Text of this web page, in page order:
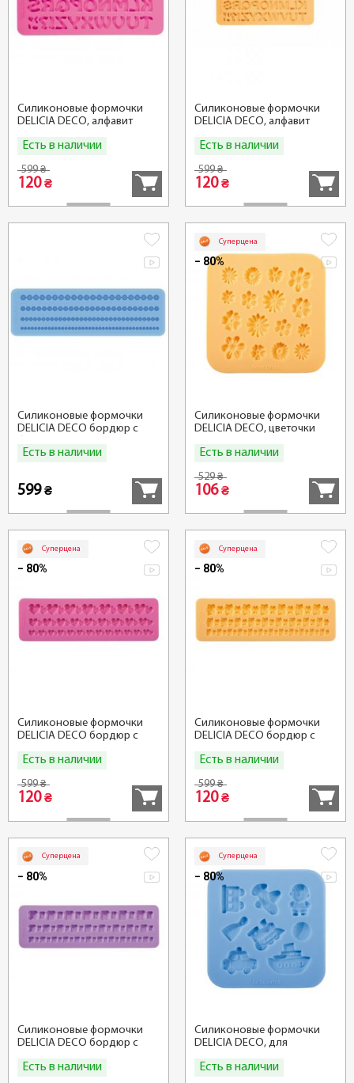
Силиконовые формочки
DELICIA DECO, алфавит
Есть в наличии
599₴
120₴
Силиконовые формочки
DELICIA DECO, алфавит
Есть в наличии
599₴
120₴
Силиконовые формочки
DELICIA DECO бордюр с
Есть в наличии
599₴
Суперцена
− 80%
Силиконовые формочки
DELICIA DECO, цветочки
Есть в наличии
529₴
106₴
Суперцена
− 80%
Силиконовые формочки
DELICIA DECO бордюр с
Есть в наличии
599₴
120₴
Суперцена
− 80%
Силиконовые формочки
DELICIA DECO бордюр с
Есть в наличии
599₴
120₴
Суперцена
− 80%
Силиконовые формочки
DELICIA DECO бордюр с
Есть в наличии
Суперцена
− 80%
Силиконовые формочки
DELICIA DECO, для
Есть в наличии